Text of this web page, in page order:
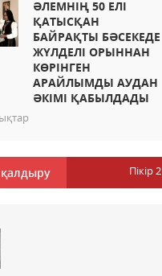
ӘЛЕМНІҢ 50 ЕЛІ
ҚАТЫСҚАН
БАЙРАҚТЫ БӘСЕКЕДЕ
ЖҮЛДЕЛІ ОРЫННАН
КӨРІНГЕН
АРАЙЛЫМДЫ АУДАН
ӘКІМІ ҚАБЫЛДАДЫ
қалдыру Пікір2